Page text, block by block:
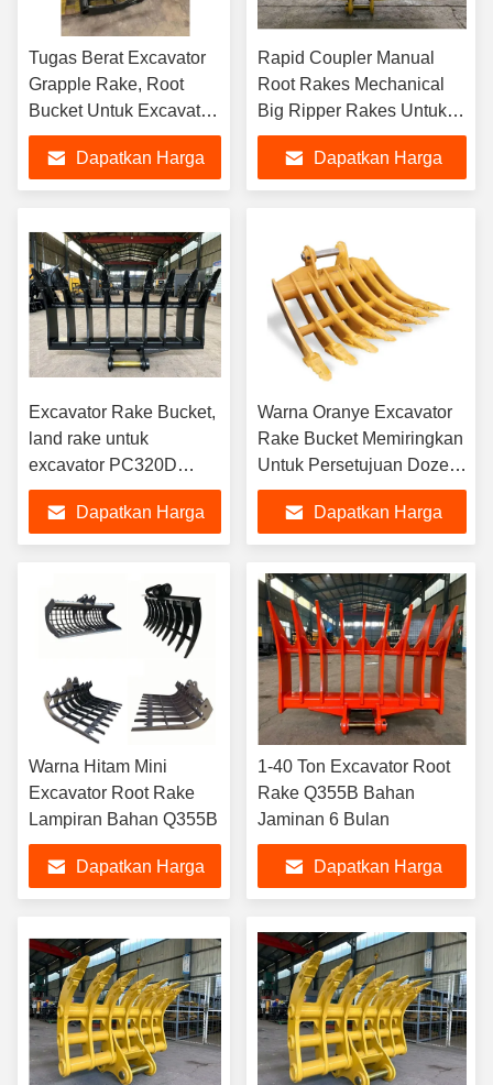
Tugas Berat Excavator
Grapple Rake, Root
Bucket Untuk Excavator
PC320
Dapatkan Harga
Rapid Coupler Manual
Root Rakes Mechanical
Big Ripper Rakes Untuk
Excavator 5-35 Ton
Dapatkan Harga
Excavator Rake Bucket,
land rake untuk
excavator PC320D
PC200
Dapatkan Harga
Warna Oranye Excavator
Rake Bucket Memiringkan
Untuk Persetujuan Dozer
Digger CE
Dapatkan Harga
Warna Hitam Mini
Excavator Root Rake
Lampiran Bahan Q355B
Dapatkan Harga
1-40 Ton Excavator Root
Rake Q355B Bahan
Jaminan 6 Bulan
Dapatkan Harga